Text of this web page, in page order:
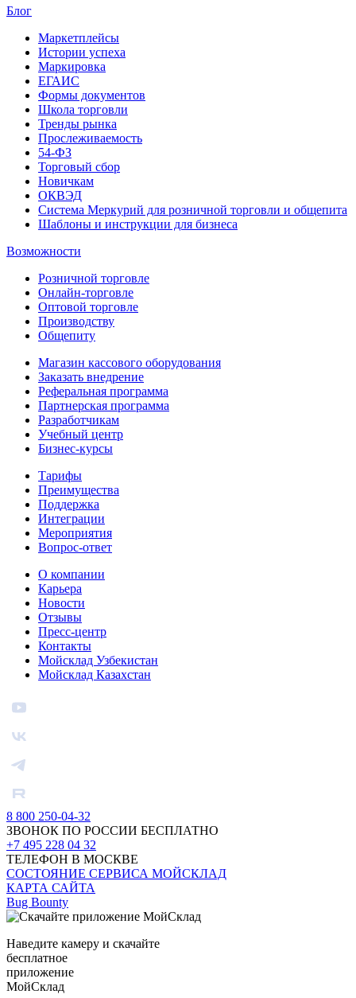
Блог
Маркетплейсы
Истории успеха
Маркировка
ЕГАИС
Формы документов
Школа торговли
Тренды рынка
Прослеживаемость
54-ФЗ
Торговый сбор
Новичкам
ОКВЭД
Система Меркурий для розничной торговли и общепита
Шаблоны и инструкции для бизнеса
Возможности
Розничной торговле
Онлайн-торговле
Оптовой торговле
Производству
Общепиту
Магазин кассового оборудования
Заказать внедрение
Реферальная программа
Партнерская программа
Разработчикам
Учебный центр
Бизнес‑курсы
Тарифы
Преимущества
Поддержка
Интеграции
Мероприятия
Вопрос-ответ
О компании
Карьера
Новости
Отзывы
Пресс-центр
Контакты
Мойсклад Узбекистан
Мойсклад Казахстан
8 800 250-04-32
ЗВОНОК ПО РОССИИ БЕСПЛАТНО
+7 495 228 04 32
ТЕЛЕФОН В МОСКВЕ
СОСТОЯНИЕ СЕРВИСА МОЙСКЛАД
КАРТА САЙТА
Bug Bounty
Наведите камеру и скачайте
бесплатное
приложение
МойСклад